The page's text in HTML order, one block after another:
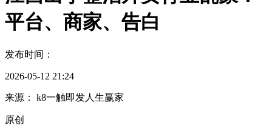
平台、商家、告白
发布时间：
2026-05-12 21:24
来源： k8一触即发人生赢家
原创